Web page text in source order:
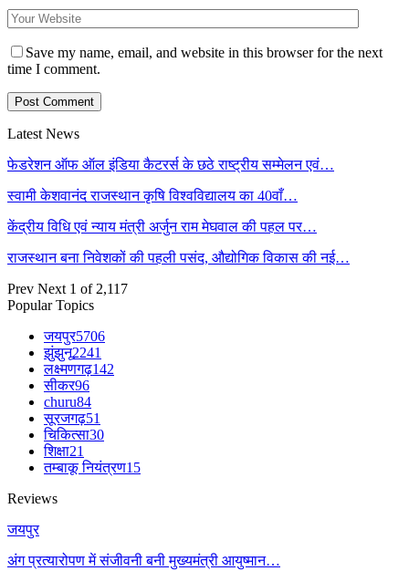
Save my name, email, and website in this browser for the next
time I comment.
Latest News
फेडरेशन ऑफ ऑल इंडिया कैटरर्स के छठे राष्ट्रीय सम्मेलन एवं…
स्वामी केशवानंद राजस्थान कृषि विश्वविद्यालय का 40वाँ…
केंद्रीय विधि एवं न्याय मंत्री अर्जुन राम मेघवाल की पहल पर…
राजस्थान बना निवेशकों की पहली पसंद, औद्योगिक विकास की नई…
Prev Next 1 of 2,117
Popular Topics
जयपुर5706
झुंझुनू2241
लक्ष्मणगढ़142
सीकर96
churu84
सूरजगढ़51
चिकित्सा30
शिक्षा21
तम्बाकू नियंत्रण15
Reviews
जयपुर
अंग प्रत्यारोपण में संजीवनी बनी मुख्यमंत्री आयुष्मान…